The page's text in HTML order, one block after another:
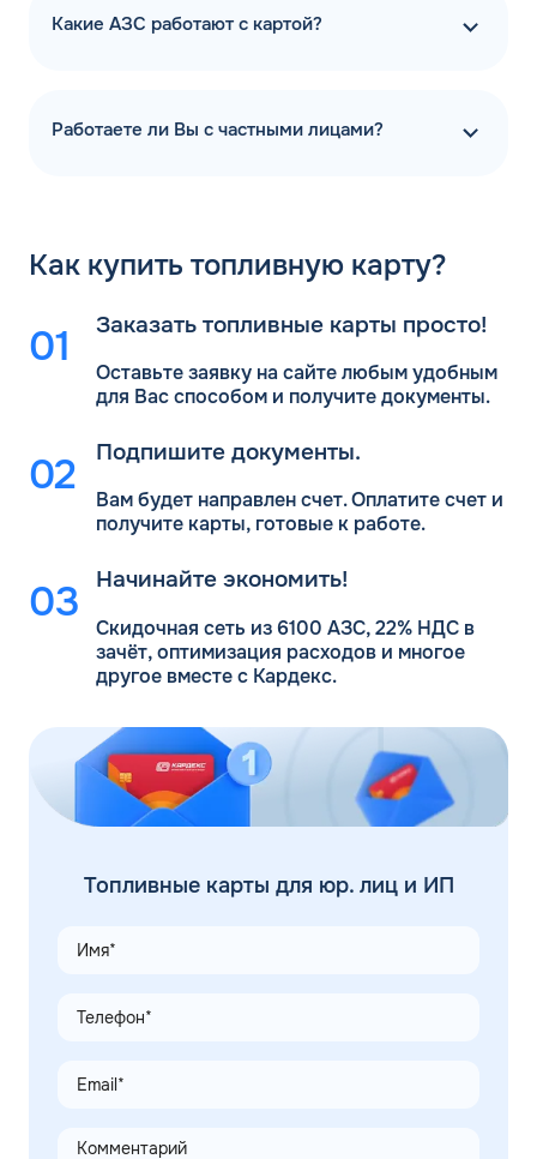
Какие АЗС работают с картой?
Работаете ли Вы с частными лицами?
Как купить топливную карту?
Заказать топливные карты просто!
Оставьте заявку на сайте любым удобным
для Васспособом и получите документы.
Подпишите документы.
Вам будет направлен счет. Оплатите счет и
получите карты, готовые к работе.
Начинайте экономить!
Скидочная сеть из 6100 АЗС, 22% НДС в
зачёт, оптимизация расходов и многое
другое вместе с Кардекс.
Топливные карты для юр. лиц и ИП